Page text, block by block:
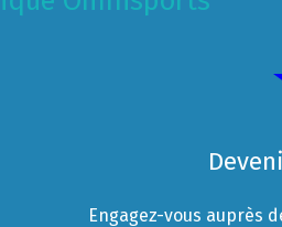
Engagez-vous auprès